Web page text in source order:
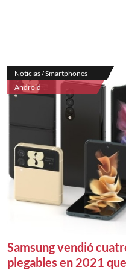
Noticias / Smartphones
Android
Samsung vendió
plegables en 2021